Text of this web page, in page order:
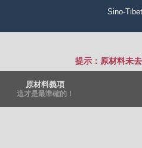
Sino-
提示：原材料未
原材料義項
這才是最準確的！